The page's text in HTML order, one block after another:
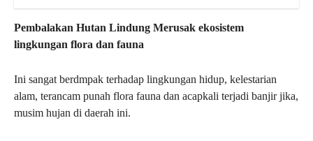
Pembalakan Hutan Lindung Merusak ekosistem
lingkungan flora dan fauna
Ini sangat berdmpak terhadap lingkungan hidup, kelestarian
alam, terancam punah flora fauna dan acapkali terjadi banjir jika,
musim hujan di daerah ini.